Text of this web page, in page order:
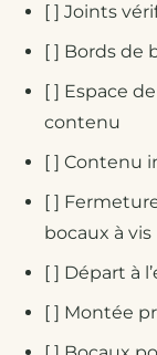
[ ] Joints
[ ] Bords de
[ ] Espace
contenu
[ ] Contenu
[ ]
bocaux à vis
[ ] Départ à
[ ] Montée